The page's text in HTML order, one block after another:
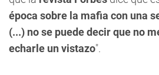
época sobre la mafia con una
(...) no se puede decir que no
echarle un vistazo".